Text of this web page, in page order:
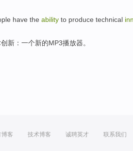
have the ability to produce technical
创新 ： 一个新的MP3播放器。
博客 技术博客 诚聘英才 联系我们